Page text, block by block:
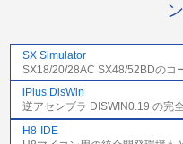
SX Simulator
SX18/20/28AC SX48/52BDのコ
iPlus DisWin
逆アセンブラ DISWIN0.19 の完
H8-IDE